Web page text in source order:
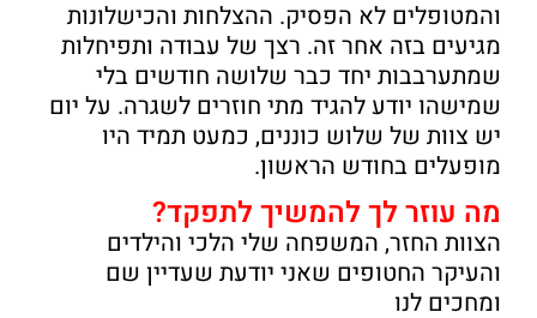
והמטופלים לא הפסיק. ההצלחות והכישלונות
מגיעים בזה אחר זה. רצך של עבודה ותפיחלות
שמתערבבות יחד כבר שלושה חודשים בלי
שמישהו יודע להגיד מתי חוזרים לשגרה. על יום
יש צוות של שלוש כוננים, כמעט תמיד היו
מופעלים בחודש הראשון.
מה עוזר לך להמשיך לתפקד?
הצוות החזר, המשפחה שלי הלכי והילדים
והעיקר החטופים שאני יודעת שעדיין שם
ומחכים לנו